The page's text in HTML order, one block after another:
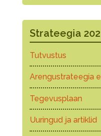
Strateegia
Tutvustus
Arengustrateegia
Tegevusplaan
Uuringud ja artiklid